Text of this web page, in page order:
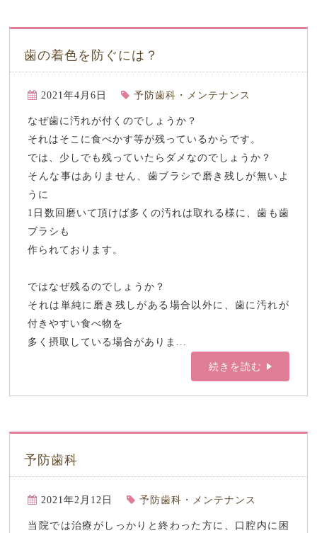
歯の着色を防ぐには？
2021年4月6日 予防歯科・メンテナンス
なぜ歯に汚れが付くのでしょうか？
それはそこに食べかす等が残っているからです。
では、少しでも残っていたらダメなのでしょうか？
そんな事はありません、歯ブラシで磨き残しが無いよ
うに
1日数回磨いて頂けば多くの汚れは取れる様に、歯も歯
ブラシも
作られております。
ではなぜ残るのでしょうか？
それは単純に磨き残しがある場合以外に、歯に汚れが
付きやすい食べ物を
多く摂取している場合がありま...
続きを読む
予防歯科
2021年2月12日 予防歯科・メンテナンス
当院では治療がしっかりと終わった方に、口腔内に困